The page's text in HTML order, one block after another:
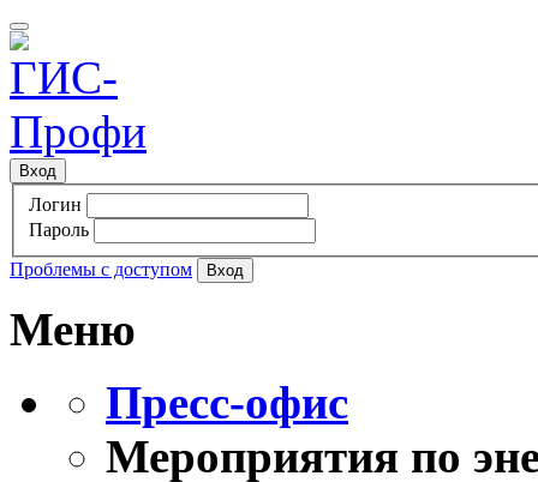
Вход
Логин
Пароль
Проблемы с доступом
Меню
Пресс-офис
Мероприятия по